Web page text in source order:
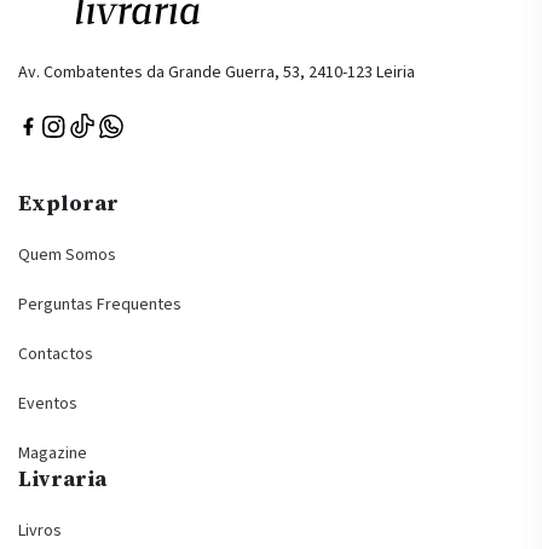
Av. Combatentes da Grande Guerra, 53, 2410-123 Leiria
Explorar
Quem Somos
Perguntas Frequentes
Contactos
Eventos
Magazine
Livraria
Livros